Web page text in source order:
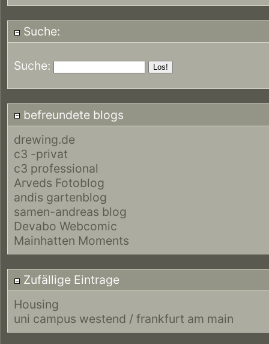
Suche:
Suche:
befreundete blogs
drewing.de
c3 -privat
c3 professional
Arveds Fotoblog
andis gartenblog
samen-andreas blog
Devabo Webcomic
Mainhatten Moments
Zufällige Eintrage
Housing
uni campus westend / frankfurt am main